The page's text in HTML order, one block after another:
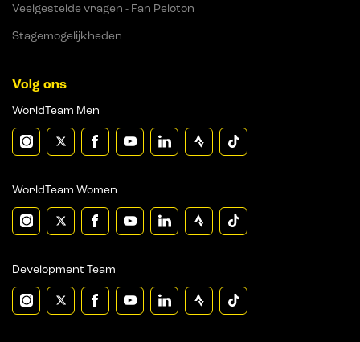
Veelgestelde vragen - Fan Peloton
Stagemogelijkheden
Volg ons
WorldTeam Men
WorldTeam Women
Development Team